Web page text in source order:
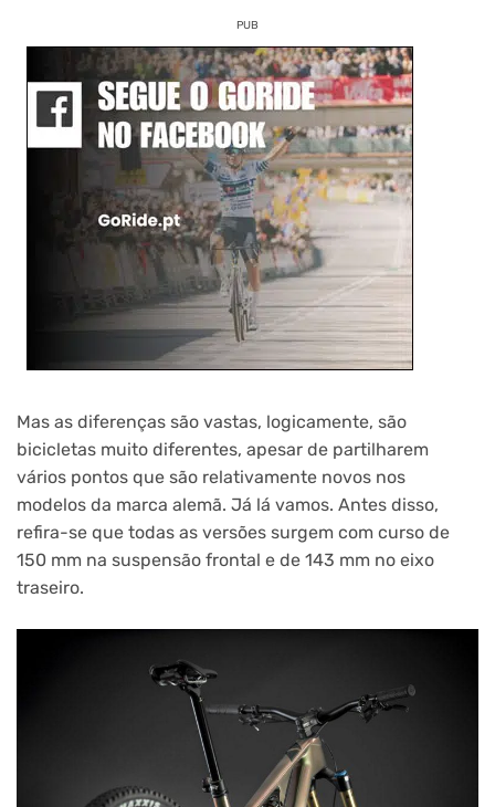
PUB
Mas as diferenças são vastas, logicamente, são
bicicletas muito diferentes, apesar de partilharem
vários pontos que são relativamente novos nos
modelos da marca alemã. Já lá vamos. Antes disso,
refira-se que todas as versões surgem com curso de
150 mm na suspensão frontal e de 143 mm no eixo
traseiro.